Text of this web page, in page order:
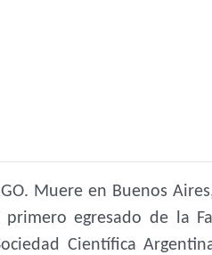
Muere en Buenos
primero egresado de la
Científica